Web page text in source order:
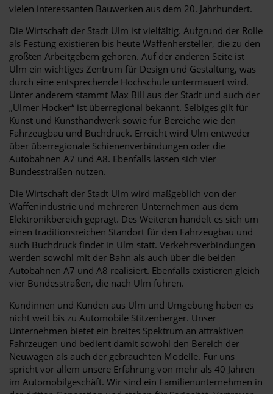
vielen interessanten Bauwerken aus dem 20. Jahrhundert.
Die Wirtschaft der Stadt Ulm ist vielfältig. Aufgrund der Rolle
als Festung existieren bis heute Waffenhersteller, die zu den
größten Arbeitgebern gehören. Auf der anderen Seite ist
Ulm ein wichtiges Zentrum für Design und Gestaltung, was
durch eine entsprechende Hochschule untermauert wird.
Unter anderem stammt Max Bill aus der Stadt und auch der
„Ulmer Hocker“ ist überregional bekannt. Selbiges gilt für
Kunst und Kunsthandwerk sowie für Bereiche wie den
Fahrzeugbau und Buchdruck. Erreicht wird Ulm entweder
über überregionale Schienenverbindungen oder die
Autobahnen A7 und A8. Ebenfalls lassen sich vier
Bundesstraßen nutzen.
Die Wirtschaft der Stadt Ulm wird maßgeblich von der
Waffenindustrie und mehreren Unternehmen aus dem
Elektronikbereich geprägt. Des Weiteren handelt es sich um
einen traditionsreichen Standort für den Fahrzeugbau und
auch Buchdruck findet in Ulm statt. Verkehrsverbindungen
werden sowohl mit der Bahn als auch über die beiden
Autobahnen A7 und A8 realisiert. Ebenfalls existieren gleich
vier Bundesstraßen, die nach Ulm führen.
Kundinnen und Kunden aus Ulm und Umgebung haben es
nicht weit bis zu Automobile Stitzenberger. Unser
Unternehmen bietet ein breites Spektrum an attraktiven
Fahrzeugen und bedient damit sowohl den Bereich der
Neuwagen als auch der gebrauchten Modelle. Für uns
spricht vor allem unsere Erfahrung von mehr als 40 Jahren
im Automobilgeschäft. Wir sind ein Familienunternehmen in